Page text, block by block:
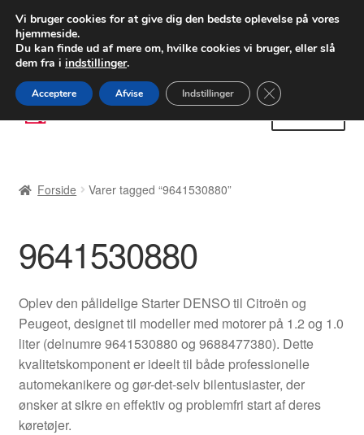
LEVERING fra 55 kr.
FEDEX verdensomspændende forsendelse
80 82 72 02
Spring
til
Spring
til
Betalinger
Kasse
Klageprocedure
Kontakte
Kurv
Forside Varer tagged “9641530880”
9641530880
Oplev den pålidelige Starter DENSO til Citroën og
Peugeot, designet til modeller med motorer på 1.2 og 1.0
liter (delnumre 9641530880 og 9688477380). Dette
kvalitetskomponent er ideelt til både professionelle
automekanikere og gør-det-selv bilentusiaster, der
ønsker at sikre en effektiv og problemfri start af deres
køretøjer.
Vi bruger cookies for at give dig den bedste oplevelse på vores
hjemmeside.
Du kan finde ud af mere om, hvilke cookies vi bruger, eller slå
dem fra i indstillinger.
Acceptere Afvise Indstillinger Close GDPR